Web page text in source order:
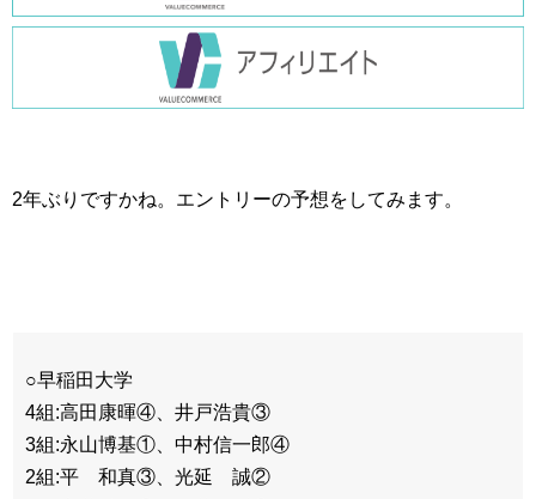
2年ぶりですかね。エントリーの予想をしてみます。
○早稲田大学
4組:高田康暉④、井戸浩貴③
3組:永山博基①、中村信一郎④
2組:平 和真③、光延 誠②